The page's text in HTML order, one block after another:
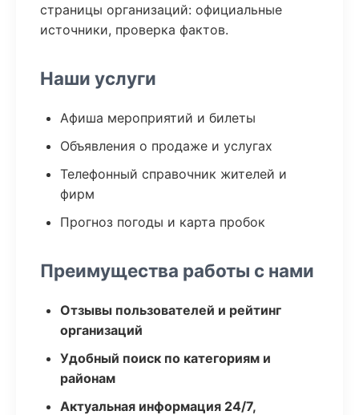
страницы организаций: официальные
источники, проверка фактов.
Наши услуги
Афиша мероприятий и билеты
Объявления о продаже и услугах
Телефонный справочник жителей и
фирм
Прогноз погоды и карта пробок
Преимущества работы с нами
Отзывы пользователей и рейтинг
организаций
Удобный поиск по категориям и
районам
Актуальная информация 24/7,